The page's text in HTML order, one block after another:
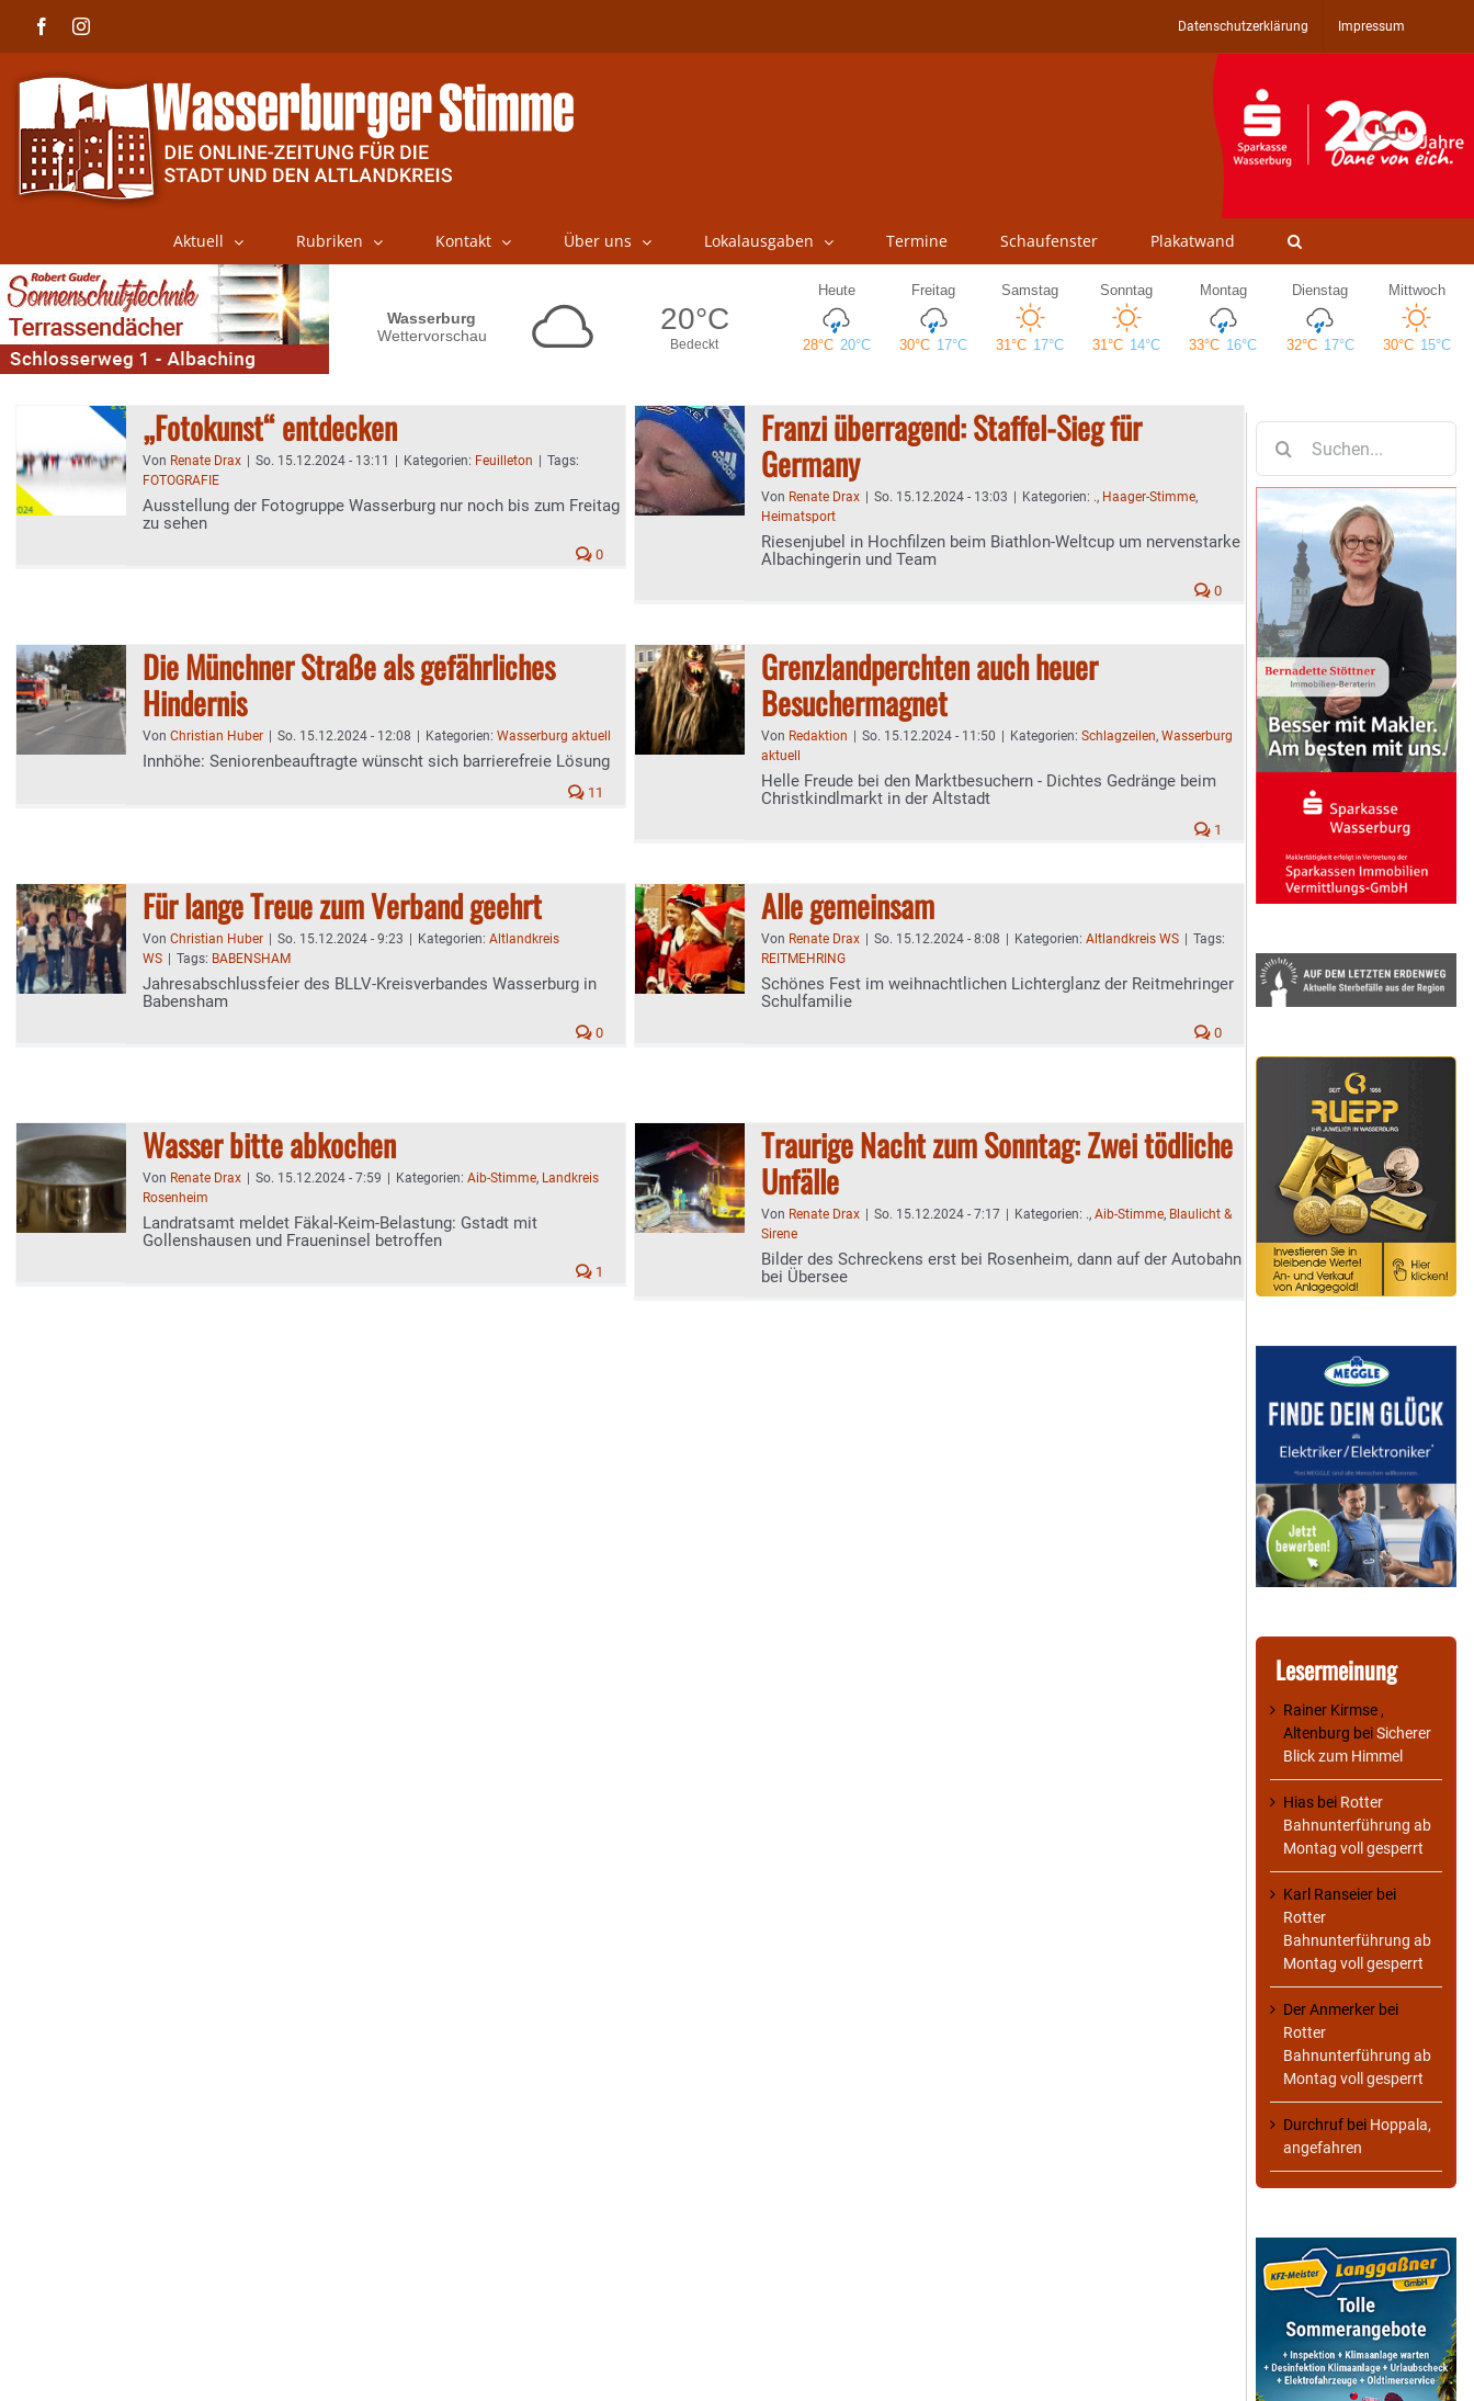
FacebookInstagram Datenschutzerklärung Impressum
Aktuell Rubriken Kontakt Über uns Lokalausgaben Termine Schaufenster Plakatwand
„Fotokunst“ entdecken
Von Renate Drax So. 15.12.2024 - 13:11 Kategorien: Feuilleton
Tags:
FOTOGRAFIE
Ausstellung der Fotogruppe Wasserburg nur noch bis zum Freitag
zu sehen
0
Franzi überragend: Staffel-Sieg für
Germany
Von Renate Drax So. 15.12.2024 - 13:03 Kategorien: ., Haager-Stimme,
Heimatsport
Riesenjubel in Hochfilzen beim Biathlon-Weltcup um nervenstarke
Albachingerin und Team
0
Die Münchner Straße als gefährliches
Hindernis
Von Christian Huber So. 15.12.2024 - 12:08 Kategorien: Wasserburg aktuell
Innhöhe: Seniorenbeauftragte wünscht sich barrierefreie Lösung
11
Grenzlandperchten auch heuer
Besuchermagnet
Von Redaktion So. 15.12.2024 - 11:50 Kategorien: Schlagzeilen, Wasserburg
aktuell
Helle Freude bei den Marktbesuchern - Dichtes Gedränge beim
Christkindlmarkt in der Altstadt
1
Für lange Treue zum Verband geehrt
Von Christian Huber So. 15.12.2024 - 9:23 Kategorien: Altlandkreis
WS
Tags: BABENSHAM
Jahresabschlussfeier des BLLV-Kreisverbandes Wasserburg in
Babensham
0
Alle gemeinsam
Von Renate Drax So. 15.12.2024 - 8:08 Kategorien: Altlandkreis WS
Tags:
REITMEHRING
Schönes Fest im weihnachtlichen Lichterglanz der Reitmehringer
Schulfamilie
0
Wasser bitte abkochen
Von Renate Drax So. 15.12.2024 - 7:59 Kategorien: Aib-Stimme, Landkreis
Rosenheim
Landratsamt meldet Fäkal-Keim-Belastung: Gstadt mit
Gollenshausen und Fraueninsel betroffen
1
Traurige Nacht zum Sonntag: Zwei tödliche
Unfälle
Von Renate Drax So. 15.12.2024 - 7:17 Kategorien: ., Aib-Stimme, Blaulicht &
Sirene
Bilder des Schreckens erst bei Rosenheim, dann auf der Autobahn
bei Übersee
nach:
Lesermeinung
Rainer Kirmse ,
Altenburg beiSicherer
Blick zum Himmel
Hias bei Rotter
Bahnunterführung ab
Montag voll gesperrt
Karl Ranseier bei
Rotter
Bahnunterführung ab
Montag voll gesperrt
Der Anmerker bei
Rotter
Bahnunterführung ab
Montag voll gesperrt
Durchruf bei Hoppala,
angefahren